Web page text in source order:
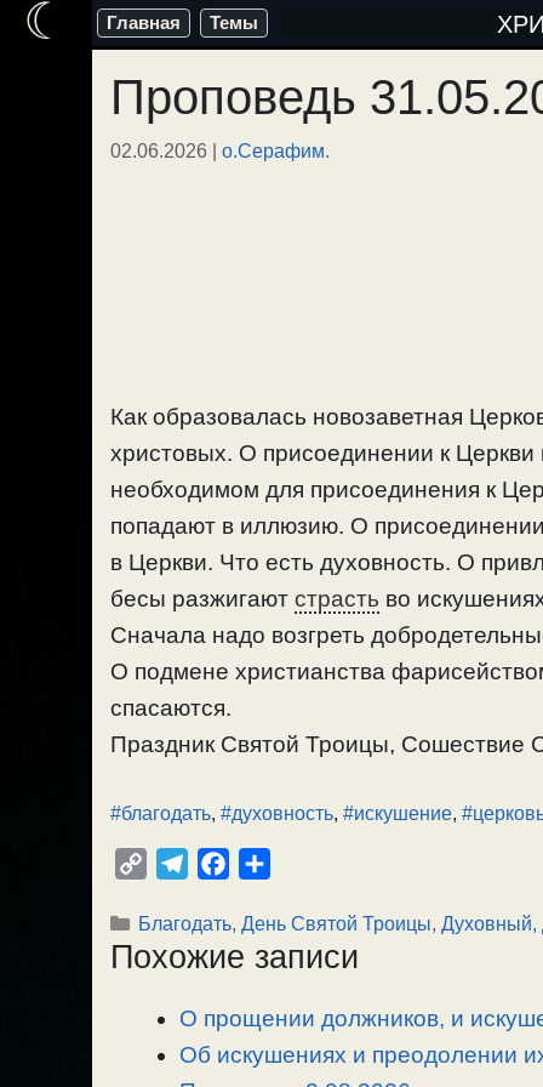
Перейти
содержимому
Главная Темы
Проповедь
02.06.2026 | о.Серафим.
Как образовалась новозаветная
христовых. О присоединении к
необходимом для присоединения к
попадают в иллюзию. О
в Церкви. Что есть духовность. О
бесы разжигают страсть во
Сначала надо возгреть
О подмене христианства
спасаются.
Праздник Святой Троицы, Сошествие
#благодать, #духовность, #искушение,
p
y
l
e
r
a
c
e
o
o
п
р
в
и
Рубрики
Благодать, День Святой Троицы, Духовный,
Похожие записи
О прощении должников, и
Об искушениях и преодолении
☾